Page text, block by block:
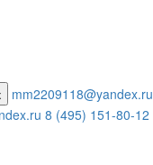
mm2209118@yandex.ru
8 (495) 151-80-12